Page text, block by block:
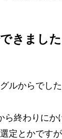
きました
ルからでした
ら終わりにか
定とかです